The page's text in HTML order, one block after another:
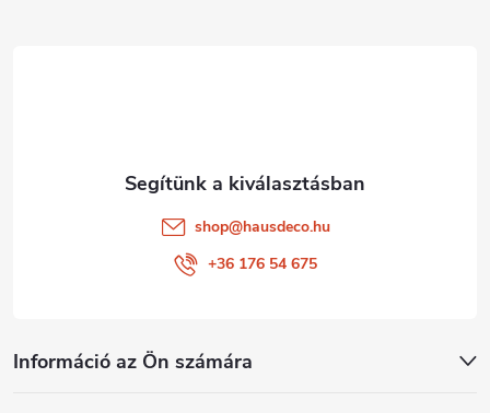
Információ az Ön számára
shop@hausdeco.hu
+36 176 54 675